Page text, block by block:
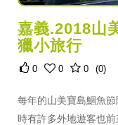
嘉義.2018山
獵小旅行
0 0 0 (0)
每年的山美寶島鯝魚
時有許多外地遊客也